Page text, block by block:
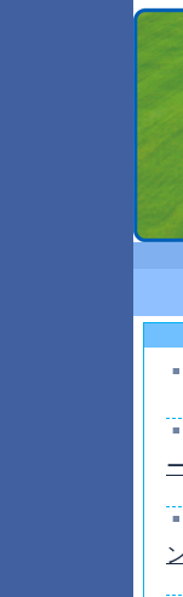
■
■
■